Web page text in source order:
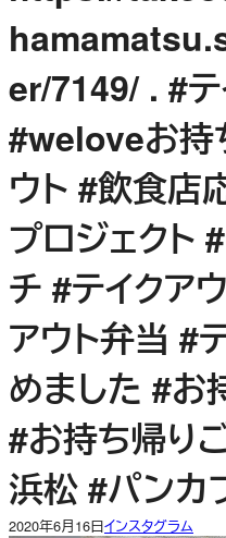
er/7149/ . #テ
#weloveお持
ウト #飲食店
プロジェクト
チ #テイクア
アウト弁当 #
めました #お
#お持ち帰り
浜松 #パンカ
2020年6月16日インスタグラム